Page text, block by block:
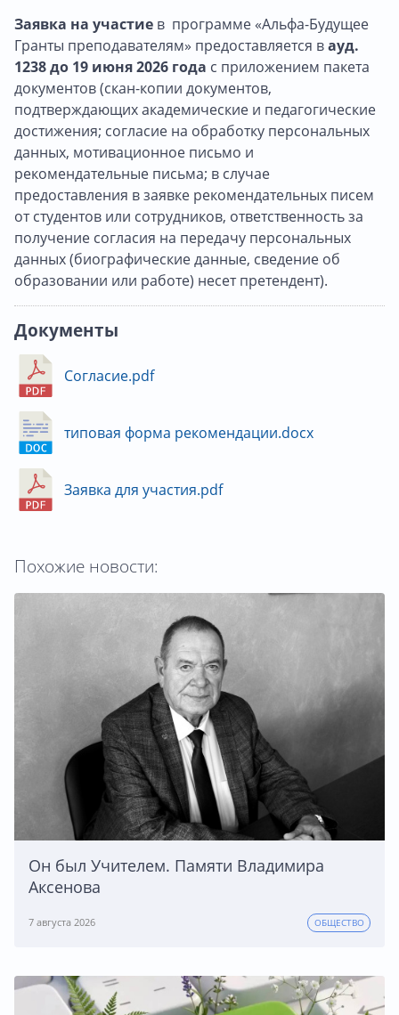
Заявка на участие в программе «Альфа-Будущее
Гранты преподавателям» предоставляется вауд.
1238 до 19 июня 2026 года с приложением пакета
документов (скан-копии документов,
подтверждающих академические и педагогические
достижения; согласие на обработку персональных
данных, мотивационное письмо и
рекомендательные письма; в случае
предоставления в заявке рекомендательных писем
от студентов или сотрудников, ответственность за
получение согласия на передачу персональных
данных (биографические данные, сведение об
образовании или работе) несет претендент).
Документы
Согласие.pdf
типовая форма рекомендации.docx
Заявка для участия.pdf
Похожие новости:
Он был Учителем. Памяти Владимира
Аксенова
7 августа 2026 ОБЩЕСТВО